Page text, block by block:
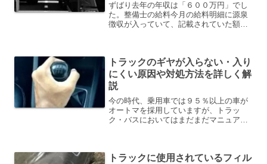
ずばり去年の年収は「６００万円」でし
た。整備士の給料今月の給料明細に源泉
徴収が入っていて、記載されていた額で
の年収。良い？悪い？整備...
トラックのギヤが入らない・入り
にくい原因や対処方法を詳しく解
説
今の時代、乗用車では９５％以上の車が
オートマを採用していますが、トラッ
ク・バスにおいてはまだまだマニュアル
方法、自分で簡易的に点検す...
トラックに使用されているフィル